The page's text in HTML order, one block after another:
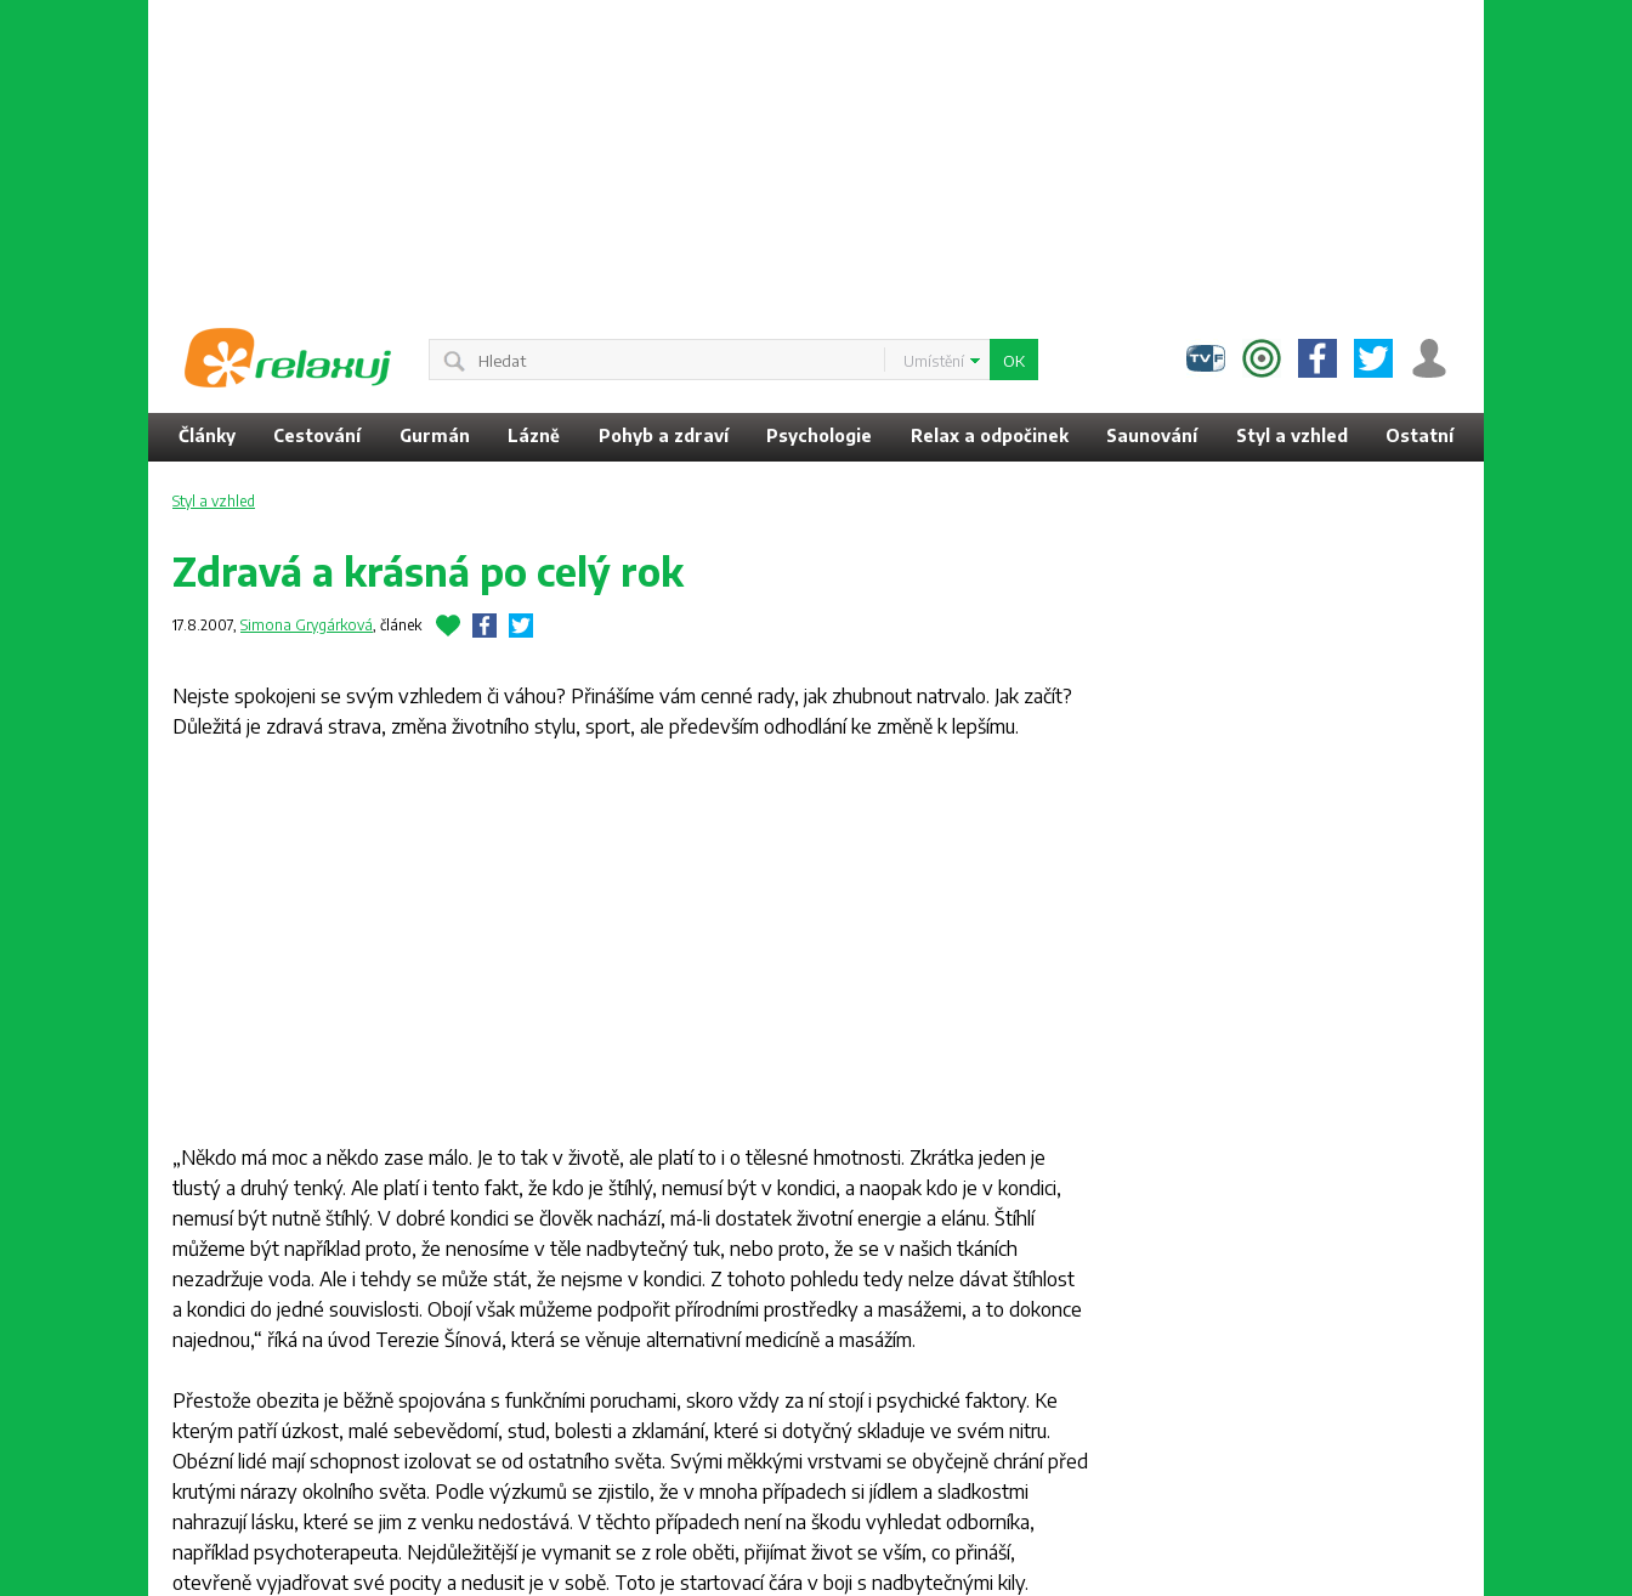
Umístění
Články Cestování Gurmán Lázně Pohyb a zdraví Psychologie Relax a odpočinek Saunování Styl a vzhled Ostatní
Styl a vzhled
Zdravá a krásná po celý rok
17.8.2007, Simona Grygárková, článek
Nejste spokojeni se svým vzhledem či váhou? Přinášíme vám cenné rady, jak zhubnout natrvalo. Jak začít?
Důležitá je zdravá strava, změna životního stylu, sport, ale především odhodlání ke změně k lepšímu.
„Někdo má moc a někdo zase málo. Je to tak v životě, ale platí to i o tělesné hmotnosti. Zkrátka jeden je
tlustý a druhý tenký. Ale platí i tento fakt, že kdo je štíhlý, nemusí být v kondici, a naopak kdo je v kondici,
nemusí být nutně štíhlý. V dobré kondici se člověk nachází, má-li dostatek životní energie a elánu. Štíhlí
můžeme být například proto, že nenosíme v těle nadbytečný tuk, nebo proto, že se v našich tkáních
nezadržuje voda. Ale i tehdy se může stát, že nejsme v kondici. Z tohoto pohledu tedy nelze dávat štíhlost
a kondici do jedné souvislosti. Obojí však můžeme podpořit přírodními prostředky a masážemi, a to dokonce
najednou,“ říká na úvod Terezie Šínová, která se věnuje alternativní medicíně a masážím.
Přestože obezita je běžně spojována s funkčními poruchami, skoro vždy za ní stojí i psychické faktory. Ke
kterým patří úzkost, malé sebevědomí, stud, bolesti a zklamání, které si dotyčný skladuje ve svém nitru.
Obézní lidé mají schopnost izolovat se od ostatního světa. Svými měkkými vrstvami se obyčejně chrání před
krutými nárazy okolního světa. Podle výzkumů se zjistilo, že v mnoha případech si jídlem a sladkostmi
nahrazují lásku, které se jim z venku nedostává. V těchto případech není na škodu vyhledat odborníka,
například psychoterapeuta. Nejdůležitější je vymanit se z role oběti, přijímat život se vším, co přináší,
otevřeně vyjadřovat své pocity a nedusit je v sobě. Toto je startovací čára v boji s nadbytečnými kily.